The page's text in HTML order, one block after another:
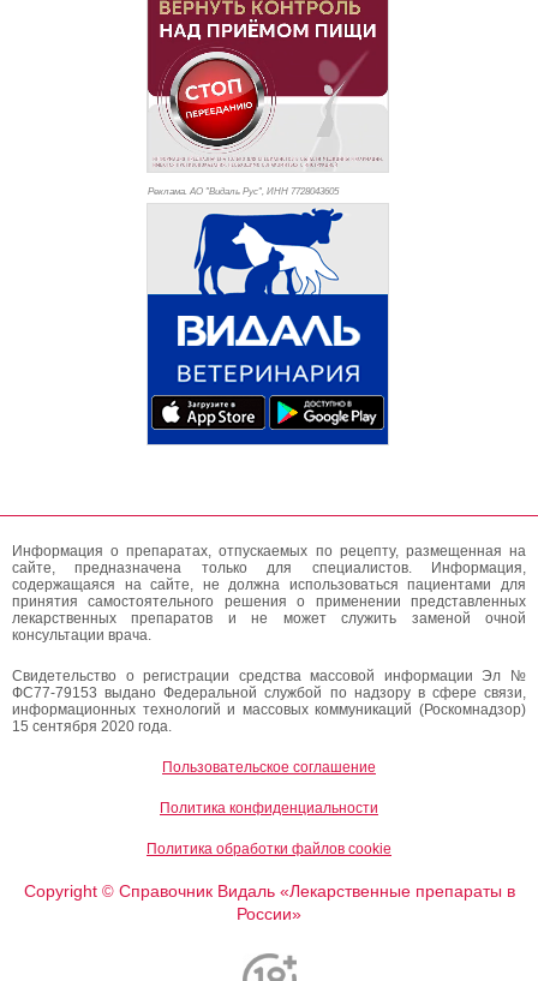
Реклама. АО "Видаль Рус", ИНН 7728043605
Информация о препаратах, отпускаемых по рецепту, размещенная на
сайте, предназначена только для специалистов. Информация,
содержащаяся на сайте, не должна использоваться пациентами для
принятия самостоятельного решения о применении представленных
лекарственных препаратов и не может служить заменой очной
консультации врача.
Свидетельство о регистрации средства массовой информации Эл №
ФС77-79153 выдано Федеральной службой по надзору в сфере связи,
информационных технологий и массовых коммуникаций (Роскомнадзор)
15 сентября 2020 года.
Пользовательское соглашение
Политика конфиденциальности
Политика обработки файлов cookie
Copyright ©Справочник Видаль «Лекарственные препараты в
России»